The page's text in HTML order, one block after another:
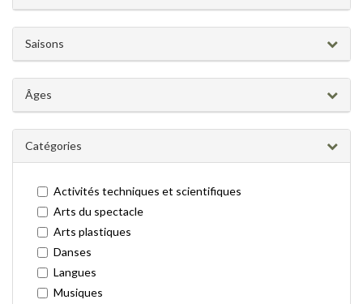
Saisons
Âges
Catégories
Activités techniques et scientifiques
Arts du spectacle
Arts plastiques
Danses
Langues
Musiques